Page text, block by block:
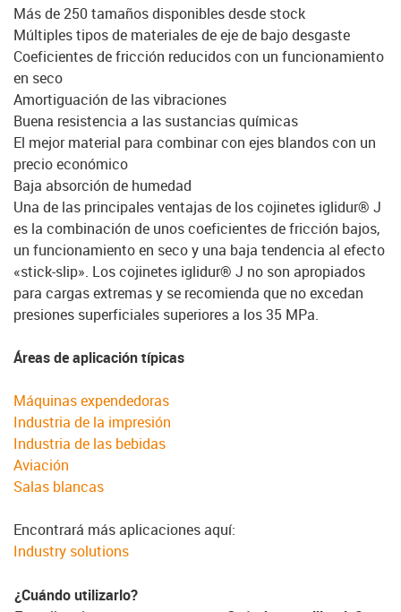
Más de 250 tamaños disponibles desde stock
Múltiples tipos de materiales de eje de bajo desgaste
Coeficientes de fricción reducidos con un funcionamiento
en seco
Amortiguación de las vibraciones
Buena resistencia a las sustancias químicas
El mejor material para combinar con ejes blandos con un
precio económico
Baja absorción de humedad
Una de las principales ventajas de los cojinetes iglidur® J
es la combinación de unos coeficientes de fricción bajos,
un funcionamiento en seco y una baja tendencia al efecto
«stick-slip». Los cojinetes iglidur® J no son apropiados
para cargas extremas y se recomienda que no excedan
presiones superficiales superiores a los 35 MPa.
Áreas de aplicación típicas
Máquinas expendedoras
Industria de la impresión
Industria de las bebidas
Aviación
Salas blancas
Encontrará más aplicaciones aquí:
Industry solutions
¿Cuándo utilizarlo?